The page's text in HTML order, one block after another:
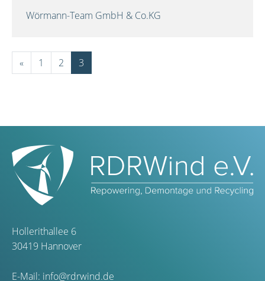
Wörmann-Team GmbH & Co.KG
« 1 2 3
Hollerithallee 6
30419 Hannover
E-Mail: info@rdrwind.de